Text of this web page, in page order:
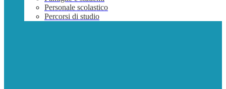
Personale scolastico
Percorsi di studio